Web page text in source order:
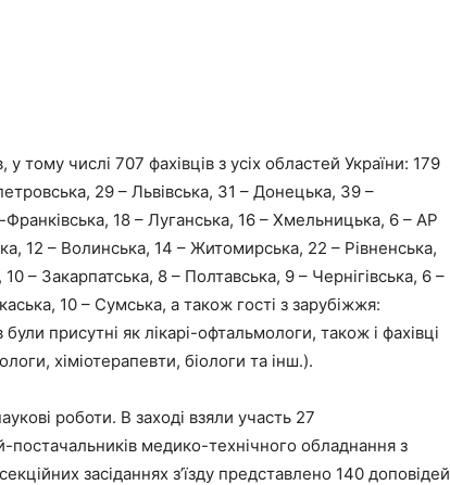
у тому числі 707 фахівців з усіх областей України: 179
29 – Львівська, 31 – Донецька, 39 –
Франківська, 18 – Луганська, 16 – Хмельницька, 6 – АР
12 – Волинська, 14 – Житомирська, 22 – Рівненська,
– Закарпатська, 8 – Полтавська, 9 – Чернігівська, 6 –
10 – Сумська, а також гості з зарубіжжя:
присутні як лікарі-офтальмологи, також і фахівці
хіміотерапевти, біологи та інш.).
роботи. В заході взяли участь 27
медико-технічного обладнання з
засіданнях з’їзду представлено 140 доповідей